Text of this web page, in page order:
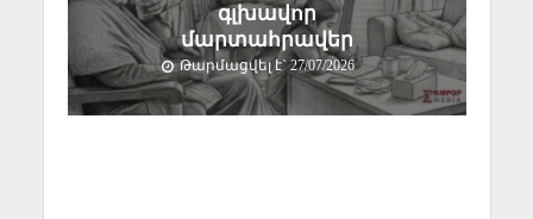
գլխավոր
մարտահրավեր
Թարմացվել է` 27/07/2026